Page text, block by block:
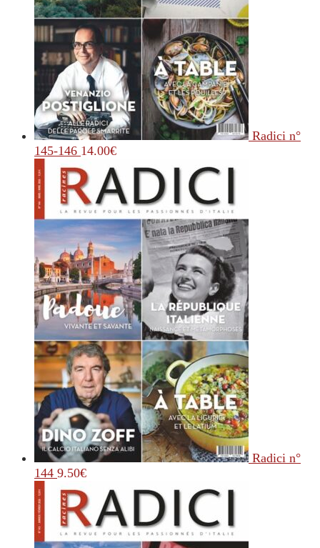
Radici n°
145-146 14.00€
Radici n°
144 9.50€